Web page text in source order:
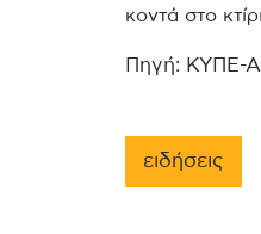
κοντά στο
Πηγή: ΚΥΠΕ-
ειδήσεις